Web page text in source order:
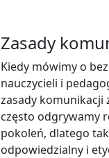
Zasady
Kiedy mówimy o
nauczycieli i
zasady komunikacji
często odgrywamy
pokoleń, dlatego
odpowiedzialny i